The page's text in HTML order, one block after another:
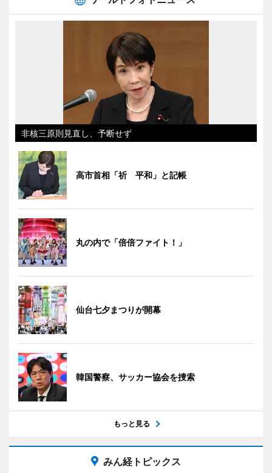
非核三原則見直し、予断せず
高市首相「祈 平和」と記帳
丸の内で「倍倍ファイト！」
仙台七夕まつりが開幕
韓国警察、サッカー協会を捜索
もっと見る
みん経トピックス